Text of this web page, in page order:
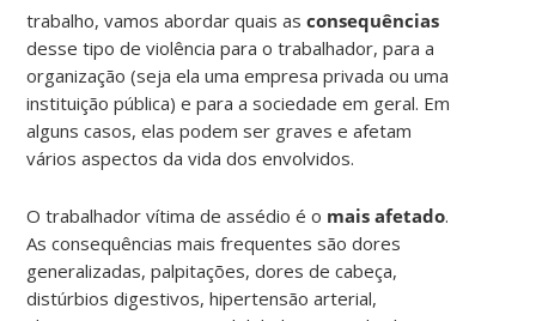
trabalho, vamos abordar quais asconsequências
desse tipo de violência para o trabalhador, para a
organização (seja ela uma empresa privada ou uma
instituição pública) e para a sociedade em geral. Em
alguns casos, elas podem ser graves e afetam
vários aspectos da vida dos envolvidos.
O trabalhador vítima de assédio é o mais afetado.
As consequências mais frequentes são dores
generalizadas, palpitações, dores de cabeça,
distúrbios digestivos, hipertensão arterial,